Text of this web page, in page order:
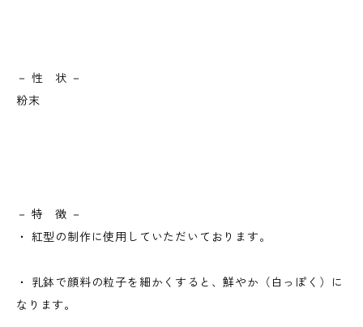
－ 性 状 －
粉末
－ 特 徴 －
・ 紅型の制作に使用していただいております。
・ 乳鉢で顔料の粒子を細かくすると、鮮やか（白っぽく）に
なります。